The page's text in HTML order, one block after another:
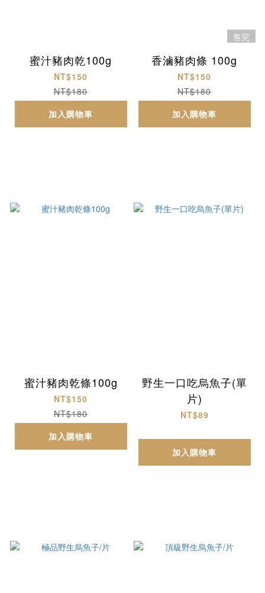
蜜汁豬肉乾100g
NT$150
NT$180
加入購物車
售完
香滷豬肉條 100g
NT$150
NT$180
加入購物車
蜜汁豬肉乾條100g
NT$150
NT$180
加入購物車
野生一口吃烏魚子(單
片)
NT$89
加入購物車